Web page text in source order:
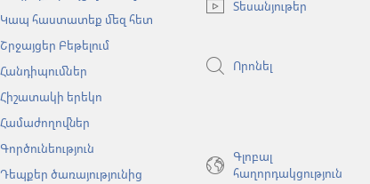
Կապ հաստատեք մեզ հետ
Շրջայցեր Բեթելում
Հանդիպումներ
Հիշատակի երեկո
Համաժողովներ
Գործունեություն
Դեպքեր ծառայությունից
նոր Տեսանյութեր
Որոնել
Գլոբալ
հաղորդակցություն